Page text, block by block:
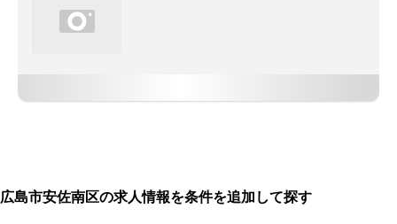
広島市安佐南区の求人情報を条件を追加して探す